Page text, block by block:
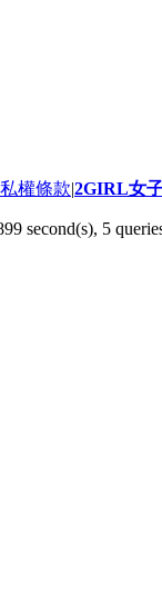
權條款|2GIRL女
second(s), 5